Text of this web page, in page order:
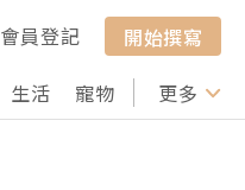
會員登記
開始撰寫
生活 寵物 行山 打卡
更多